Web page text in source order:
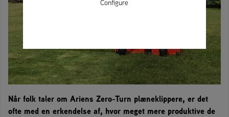
Når folk taler om Ariens Zero-Turn plæneklippere, er det
ofte med en erkendelse af, hvor meget mere produktive de
Configure